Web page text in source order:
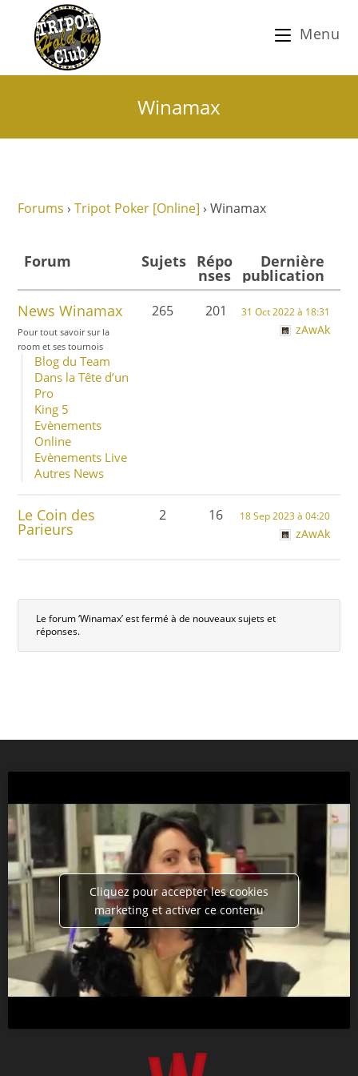
Menu
Winamax
Forums › Tripot Poker [Online] › Winamax
Forum Sujets Répo
nses
Dernière
publication
News Winamax
Pour tout savoir sur la
room et ses tournois
Blog du Team
Dans la Tête d’un
Pro
King 5
Evènements
Online
Evènements Live
Autres News
265 201 31 Oct 2022 à 18:31
zAwAk
Le Coin des
Parieurs
2 16 18 Sep 2023 à 04:20
zAwAk
Le forum ‘Winamax’ est fermé à de nouveaux sujets et
réponses.
Cliquez pour accepter les cookies
marketing et activer ce contenu